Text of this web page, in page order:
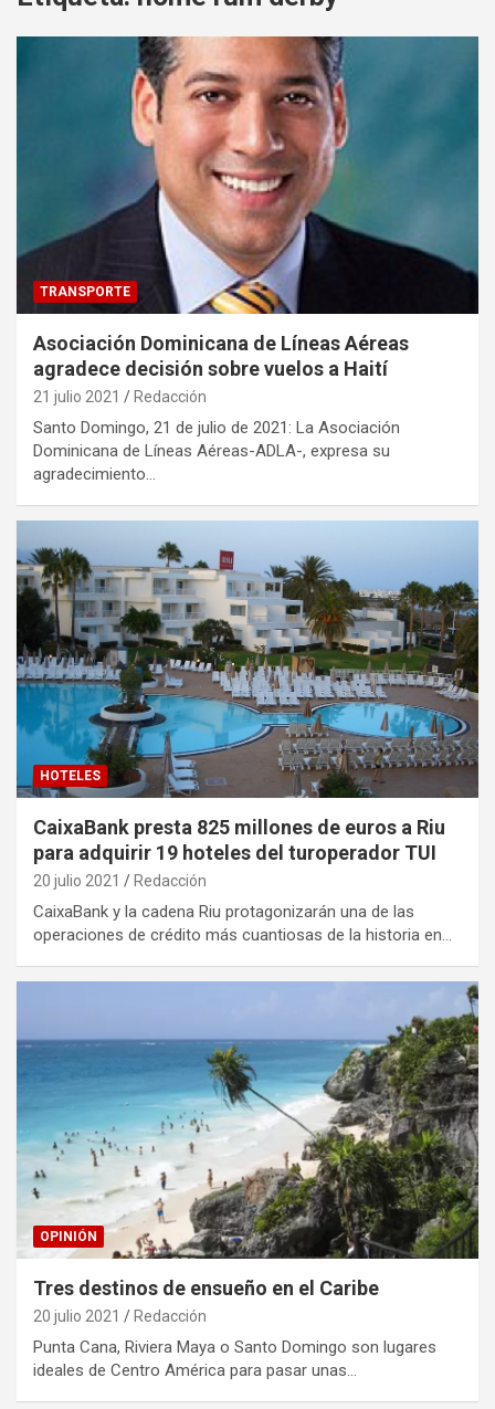
TRANSPORTE
Asociación Dominicana de Líneas Aéreas
agradece decisión sobre vuelos a Haití
21 julio 2021 Redacción
Santo Domingo, 21 de julio de 2021: La Asociación
Dominicana de Líneas Aéreas-ADLA-, expresa su
agradecimiento…
HOTELES
CaixaBank presta 825 millones de euros a Riu
para adquirir 19 hoteles del turoperador TUI
20 julio 2021 Redacción
CaixaBank y la cadena Riu protagonizarán una de las
operaciones de crédito más cuantiosas de la historia en…
OPINIÓN
Tres destinos de ensueño en el Caribe
20 julio 2021 Redacción
Punta Cana, Riviera Maya o Santo Domingo son lugares
ideales de Centro América para pasar unas…